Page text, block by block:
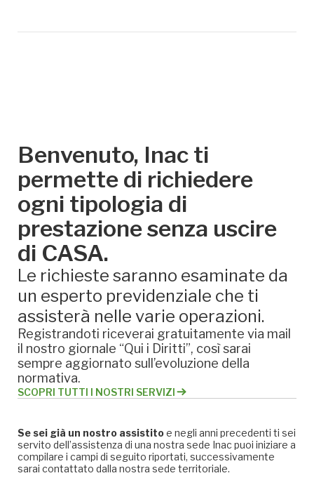
Benvenuto, Inac ti
permette di richiedere
ogni tipologia di
prestazione senza uscire
di CASA.
Le richieste saranno esaminate da
un esperto previdenziale che ti
assisterà nelle varie operazioni.
Registrandoti riceverai gratuitamente via mail
il nostro giornale “Qui i Diritti”, così sarai
sempre aggiornato sull’evoluzione della
normativa.
SCOPRI TUTTI I NOSTRI SERVIZI
Se sei già un nostro assistitoe negli anni precedenti ti sei
servito dell’assistenza di una nostra sede Inac puoi iniziare a
compilare i campi di seguito riportati, successivamente
sarai contattato dalla nostra sede territoriale.